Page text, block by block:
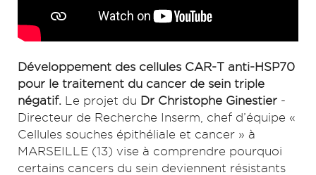
Développement des cellules CAR-T anti-HSP70
pour le traitement du cancer de sein triple
négatif. Le projet du Dr Christophe Ginestier -
Directeur de Recherche Inserm, chef d’équipe «
Cellules souches épithéliale et cancer » à
MARSEILLE (13) vise à comprendre pourquoi
certains cancers du sein deviennent résistants